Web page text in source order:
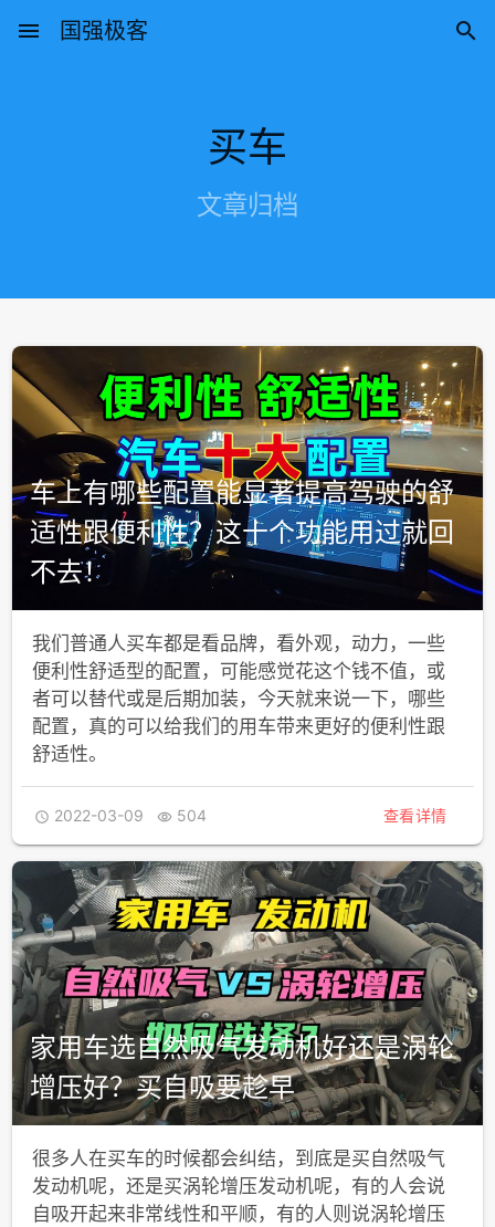
menu 国强极客 
买车
文章归档
车上有哪些配置能显著提高驾驶的舒
适性跟便利性？这十个功能用过就回
不去！
我们普通人买车都是看品牌，看外观，动力，一些
便利性舒适型的配置，可能感觉花这个钱不值，或
者可以替代或是后期加装，今天就来说一下，哪些
配置，真的可以给我们的用车带来更好的便利性跟
舒适性。
 2022-03-09  504 查看详情
家用车选自然吸气发动机好还是涡轮
增压好？买自吸要趁早
很多人在买车的时候都会纠结，到底是买自然吸气
发动机呢，还是买涡轮增压发动机呢，有的人会说
自吸开起来非常线性和平顺，有的人则说涡轮增压